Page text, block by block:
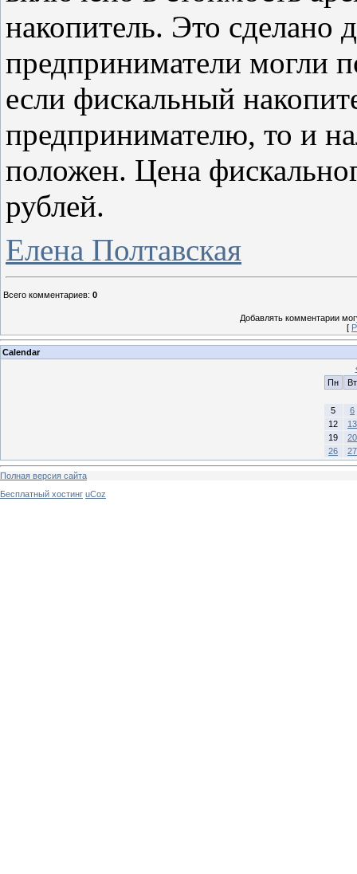
накопитель. Это сделано
предприниматели могли
если фискальный
предпринимателю, то и
положен. Цена
рублей.
Елена Полтавская
Всего комментариев: 0
Добавлять комментарии
[
Calendar
Пн
Вт
5
6
12
13
19
20
26
27
Полная версия сайта
Бесплатный хостинг uCoz